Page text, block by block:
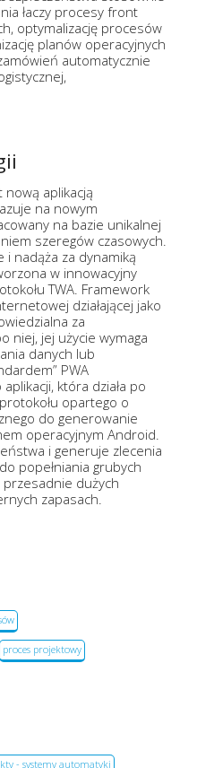
łaczy procesy front
optymalizację procesów
planów operacyjnych
automatycznie
aplikacją
na nowym
na bazie unikalnej
szeregów czasowych.
nadąża za dynamiką
w innowacyjny
TWA. Framework
działającej jako
za
niej, jej użycie wymaga
danych lub
PWA
która działa po
opartego o
do generowanie
operacyjnym Android.
i generuje zlecenia
popełniania grubych
przesadnie dużych
zapasach.
proces projektowy
- systemy automatyki